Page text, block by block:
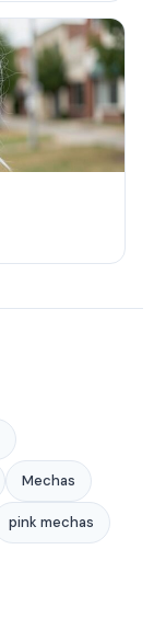
Mechas
pink mechas